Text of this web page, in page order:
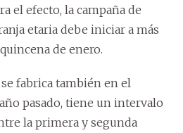
el efecto, la campaña de
etaria debe iniciar a más
de enero.
fabrica también en el
pasado, tiene un intervalo
la primera y segunda